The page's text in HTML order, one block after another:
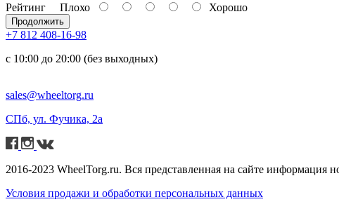
Рейтинг Плохо Хорошо
Продолжить
+7 812 408-16-98
с 10:00 до 20:00 (без выходных)
sales@wheeltorg.ru
СПб, ул. Фучика, 2а
2016-2023 WheelTorg.ru. Вся представленная на сайте информация
Условия продажи и обработки персональных данных